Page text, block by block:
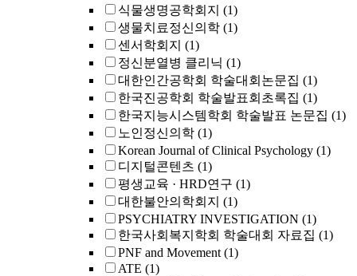
식물생명공학회지 (1)
생물치료정신의학 (1)
센서학회지 (1)
정신분열병 클리닉 (1)
대한인간공학회 학술대회논문집 (1)
한국진공학회 학술발표회초록집 (1)
한국지능시스템학회 학술발표 논문집 (1)
노인정신의학 (1)
Korean Journal of Clinical Psychology (1)
디지털콘텐츠 (1)
평생교육 · HRD연구 (1)
대한불안의학회지 (1)
PSYCHIATRY INVESTIGATION (1)
한국사회복지학회 학술대회 자료집 (1)
PNF and Movement (1)
ATE (1)